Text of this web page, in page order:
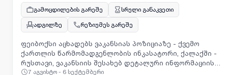
გამოცდილების გარეშე
სრული განაკვეთი
ადგილზე
რეზიუმეს გარეშე
ფეიბოქსი აცხადებს ვაკანსიას პოზიციაზე - ქვემო
ქართლის წარმომადგენლობის ინკასატორი, ქალაქში -
რუსთავი, ვაკანსიის შესახებ დეტალური ინფორმაციის
გასაცნობად და რეზიუმეს გადმოსაგზავნად გთხოვთ
7 აგვისტო - 6 სექტემბერი